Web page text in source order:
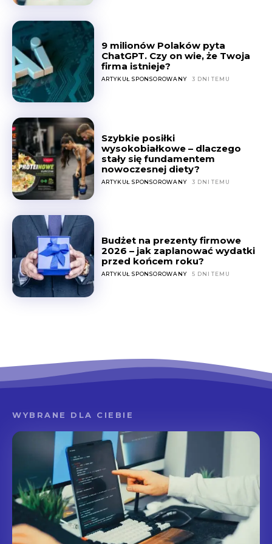
9 milionów Polaków pyta
ChatGPT. Czy on wie, że Twoja
firma istnieje?
ARTYKUŁ SPONSOROWANY 3 DNI TEMU
Szybkie posiłki
wysokobiałkowe – dlaczego
stały się fundamentem
nowoczesnej diety?
ARTYKUŁ SPONSOROWANY 3 DNI TEMU
Budżet na prezenty firmowe
2026 – jak zaplanować wydatki
przed końcem roku?
ARTYKUŁ SPONSOROWANY 5 DNI TEMU
WYBRANE DLA CIEBIE